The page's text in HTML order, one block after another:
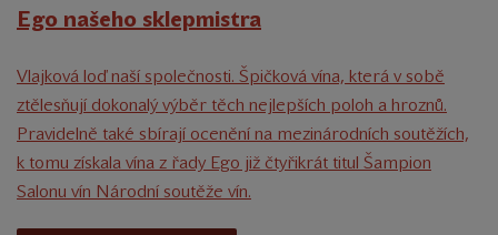
Ego našeho sklepmistra
Vlajková loď naší společnosti. Špičková vína, která v sobě
ztělesňují dokonalý výběr těch nejlepších poloh a hroznů.
Pravidelně také sbírají ocenění na mezinárodních soutěžích,
k tomu získala vína z řady Ego již čtyřikrát titul Šampion
Salonu vín Národní soutěže vín.